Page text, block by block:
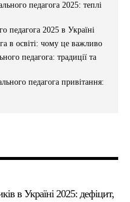
педагога 2025: теплі
педагога 2025 в Україні
в освіті: чому це важливо
педагога: традиції та
педагога привітання:
в Україні 2025: дефіцит,